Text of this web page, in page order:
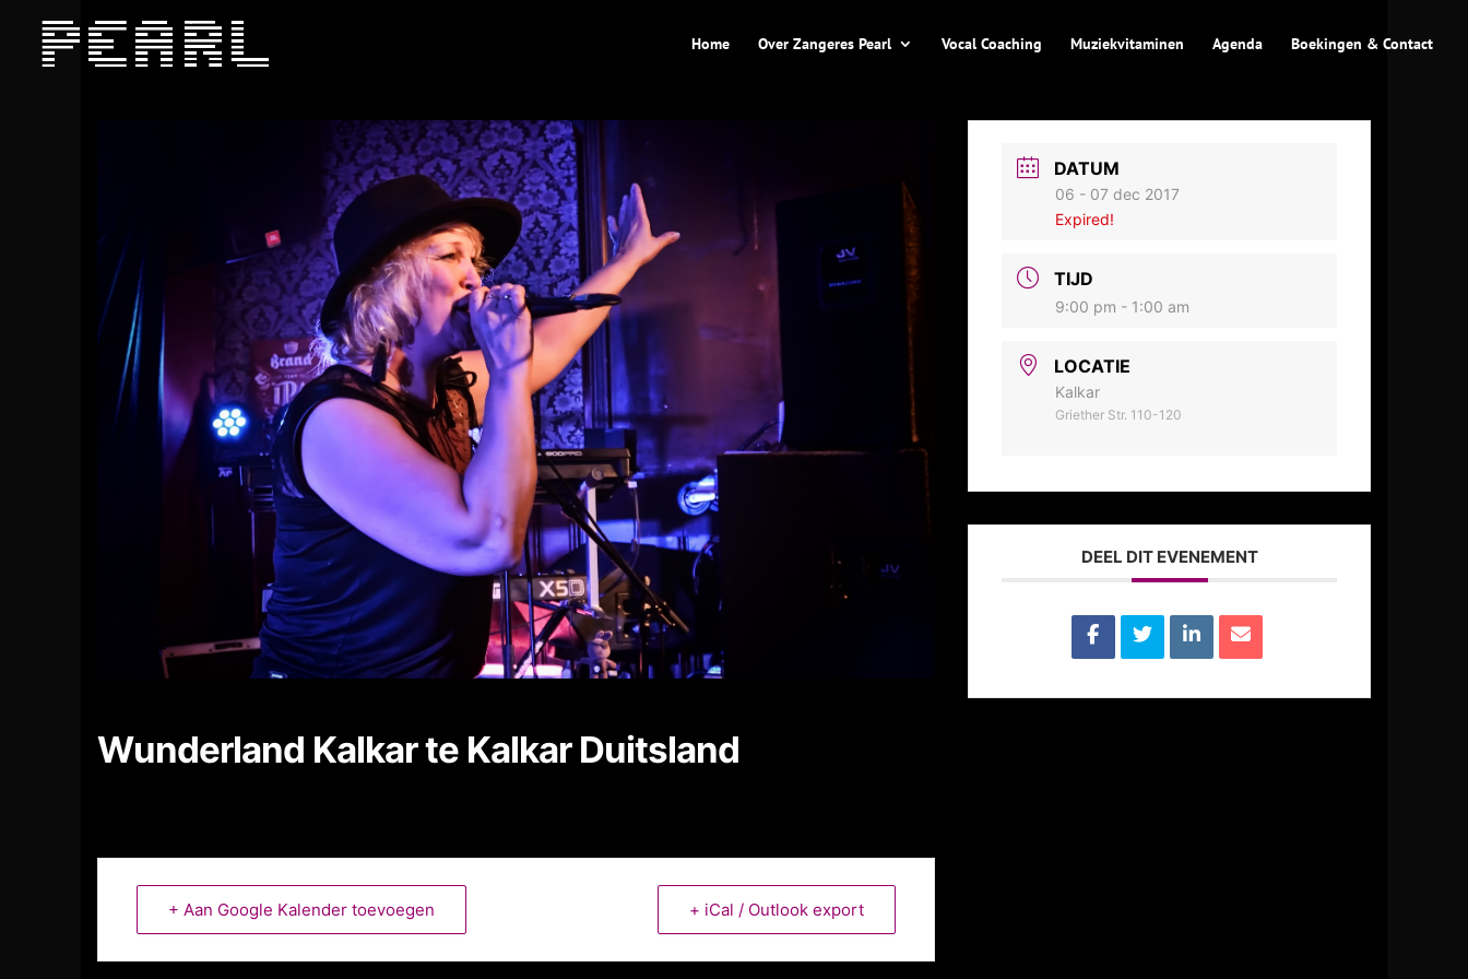
Home Over Zangeres Pearl Vocal Coaching Muziekvitaminen Agenda Boekingen & Contact
Wunderland Kalkar te Kalkar Duitsland
+ Aan Google Kalender toevoegen + iCal / Outlook export
DATUM
06 - 07 dec 2017
Expired!
TIJD
9:00 pm - 1:00 am
LOCATIE
Kalkar
Griether Str. 110-120
DEEL DIT EVENEMENT